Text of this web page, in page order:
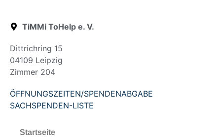
TiMMi ToHelp e. V.
Dittrichring 15
04109 Leipzig
Zimmer 204
ÖFFNUNGSZEITEN/SPENDENABGABE
SACHSPENDEN-LISTE
Startseite